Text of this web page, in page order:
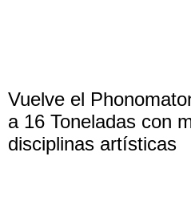
Vuelve el
a 16 Toneladas con
disciplinas artísticas